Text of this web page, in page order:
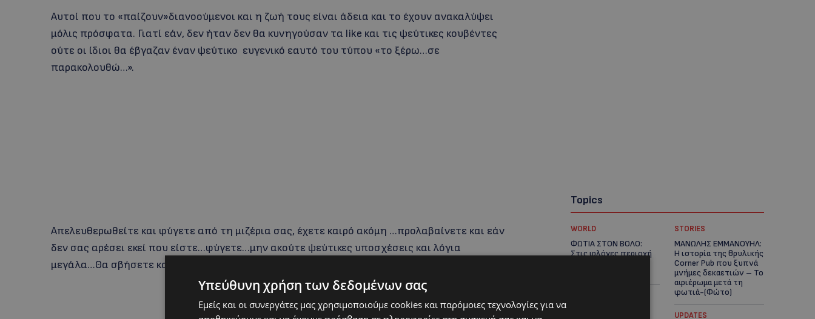
Αυτοί που το «παίζουν»διανοούμενοι και η ζωή τους είναι άδεια και το έχουν ανακαλύψει
μόλις πρόσφατα. Γιατί εάν, δεν ήταν δεν θα κυνηγούσαν τα like και τις ψεύτικες κουβέντες
ούτε οι ίδιοι θα έβγαζαν έναν ψεύτικο ευγενικό εαυτό του τύπου «το ξέρω…σε
παρακολουθώ…».
Απελευθερωθείτε και φύγετε από τη μιζέρια σας, έχετε καιρό ακόμη …προλαβαίνετε και εάν
δεν σας αρέσει εκεί που είστε…φύγετε…μην ακούτε ψεύτικες υποσχέσεις και λόγια
μεγάλα…Θα σβήσετε και εσείς κάποτε θα χαθείτε και θα γίνετε μια ανάμνηση…
Topics
WORLD
ΦΩΤΙΑ ΣΤΟΝ ΒΟΛΟ:
Στις φλόγες περιοχή
STORIES
ΜΑΝΩΛΗΣ ΕΜΜΑΝΟΥΗΛ:
Η ιστορία της θρυλικής
Corner Pub που ξυπνά
μνήμες δεκαετιών – Το
αφιέρωμα μετά τη
φωτιά-(Φώτο)
UPDATES
Υπεύθυνη χρήση των δεδομένων σας
Εμείς και οι συνεργάτες μας χρησιμοποιούμε cookies και παρόμοιες τεχνολογίες για να